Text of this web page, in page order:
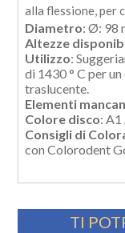
alla flessione, per
Diametro: Ø: 98
Altezze
Utilizzo:
di 1430 ° C per
traslucente.
Elementi
Colore disco:
Consigli di
con Colorodent
TI